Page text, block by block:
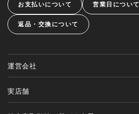
お支払いについて 営業日について
返品・交換について
運営会社
実店舗